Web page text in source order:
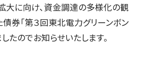
大に向け、資金調達の多様化の観
券「第３回東北電力グリーンボン
たのでお知らせいたします。